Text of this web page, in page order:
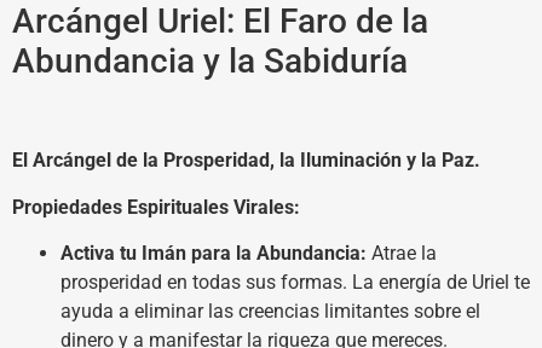
Arcángel Uriel: El Faro de la
Abundancia y la Sabiduría
El Arcángel de la Prosperidad, la Iluminación y la Paz.
Propiedades Espirituales Virales:
Activa tu Imán para la Abundancia: Atrae la
prosperidad en todas sus formas. La energía de Uriel te
ayuda a eliminar las creencias limitantes sobre el
dinero y a manifestar la riqueza que mereces.